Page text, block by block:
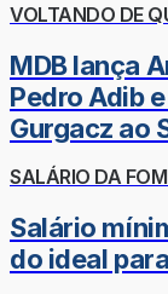
VOLTANDO DE
MDB lança
Pedro Adib
Gurgacz ao
SALÁRIO DA
Salário
do ideal